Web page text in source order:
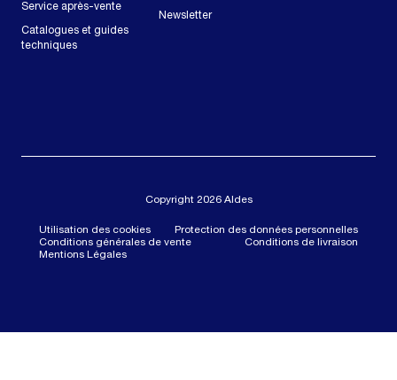
Service après-vente
Catalogues et guides
techniques
Newsletter
Copyright 2026 Aldes
Utilisation des cookies
Protection des données personnelles
Conditions générales de vente
Conditions de livraison
Mentions Légales